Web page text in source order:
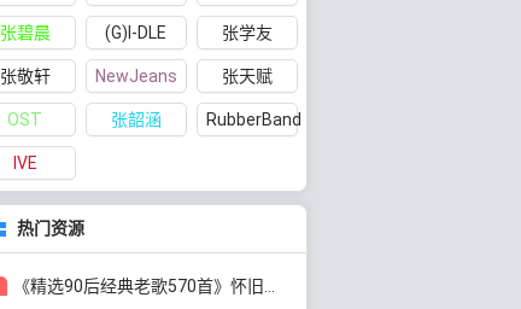
张碧晨 (G)I-DLE 张学友
张敬轩 NewJeans 张天赋
OST 张韶涵 RubberBand
IVE
热门资源
《精选90后经典老歌570首》怀旧歌曲合集[高品质MP3/320K/5.44GB]百度云网盘下载